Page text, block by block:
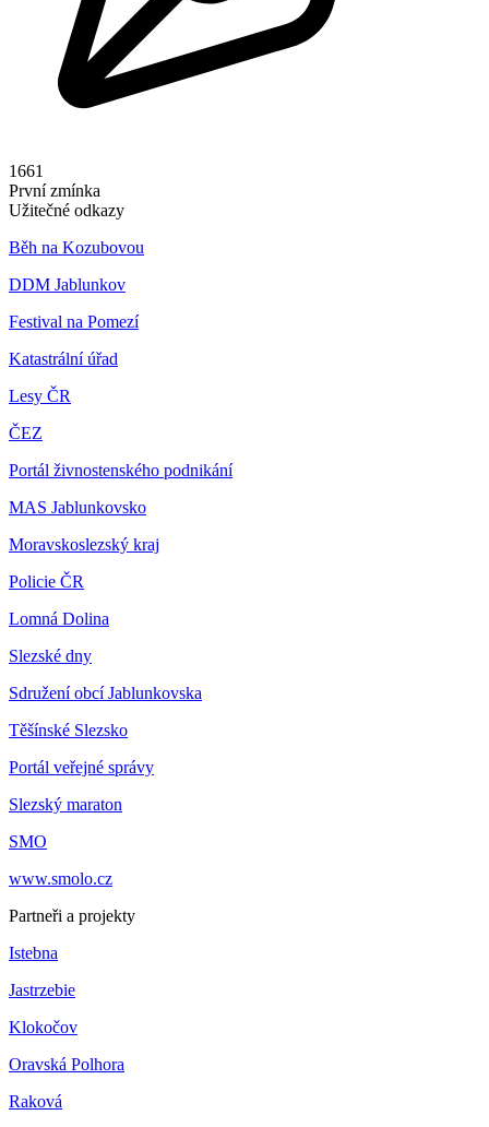
1661
První zmínka
Užitečné odkazy
Běh na Kozubovou
DDM Jablunkov
Festival na Pomezí
Katastrální úřad
Lesy ČR
ČEZ
Portál živnostenského podnikání
MAS Jablunkovsko
Moravskoslezský kraj
Policie ČR
Lomná Dolina
Slezské dny
Sdružení obcí Jablunkovska
Těšínské Slezsko
Portál veřejné správy
Slezský maraton
SMO
www.smolo.cz
Partneři a projekty
Istebna
Jastrzebie
Klokočov
Oravská Polhora
Raková